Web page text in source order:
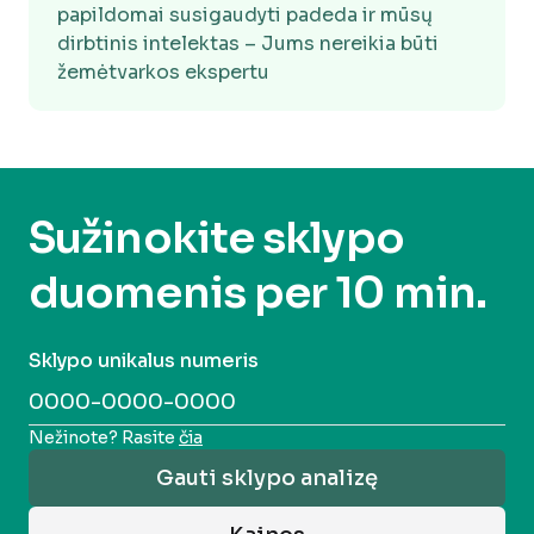
papildomai susigaudyti padeda ir mūsų
dirbtinis intelektas – Jums nereikia būti
žemėtvarkos ekspertu
Sužinokite sklypo
duomenis per 10 min.
Sklypo unikalus numeris
Nežinote? Rasite čia
Gauti sklypo analizę